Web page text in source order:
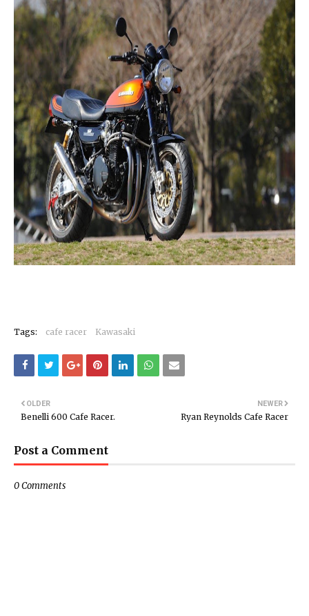
Tags: cafe racer Kawasaki
NEWER
Ryan Reynolds Cafe Racer
OLDER
Benelli 600 Cafe Racer.
Post a Comment
0 Comments